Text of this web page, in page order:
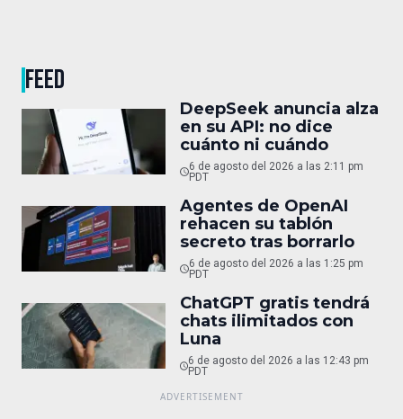
FEED
DeepSeek anuncia alza
en su API: no dice
cuánto ni cuándo
6 de agosto del 2026 a las 2:11 pm
PDT
Agentes de OpenAI
rehacen su tablón
secreto tras borrarlo
6 de agosto del 2026 a las 1:25 pm
PDT
ChatGPT gratis tendrá
chats ilimitados con
Luna
6 de agosto del 2026 a las 12:43 pm
PDT